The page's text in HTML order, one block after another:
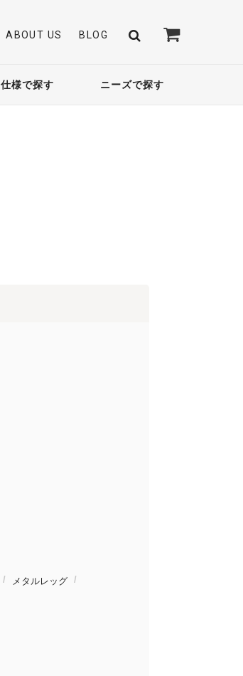
ABOUT US BLOG
仕様で探す ニーズで探す
メタルレッグ